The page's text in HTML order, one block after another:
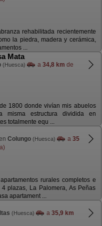
rehabilitada recientemente
la piedra, madera y cerámica,
...
Mata
(Huesca) a 34,8 km de
1800 donde vivían mis abuelos
misma estructura dividida en
totalmente equ ...
Colungo (Huesca) a 35
rurales completos e
plazas, La Palomera, As Peñas
apartament ...
(Huesca) a 35,9 km